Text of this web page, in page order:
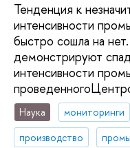
Тенденция к
интенсивности
быстро сошла на
демонстрируют
интенсивности
Наука мониторинги
производство